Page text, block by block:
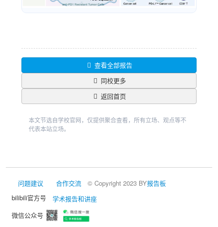
查看全部报告
同校更多
返回首页
本文节选自学校官网，仅提供聚合查看，所有立场、观点等不
代表本站立场。
问题建议 合作交流 © Copyright 2023 BY报告板
bilibili官方号
学术报告和讲座
微信公众号